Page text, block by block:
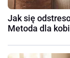
Jak się
Metoda dla